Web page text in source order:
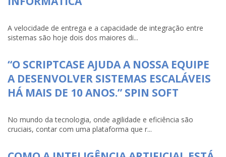
A velocidade de entrega e a capacidade de integração entre
sistemas são hoje dois dos maiores di...
“O SCRIPTCASE AJUDA A NOSSA EQUIPE
A DESENVOLVER SISTEMAS ESCALÁVEIS
HÁ MAIS DE 10 ANOS.” SPIN SOFT
No mundo da tecnologia, onde agilidade e eficiência são
cruciais, contar com uma plataforma que r...